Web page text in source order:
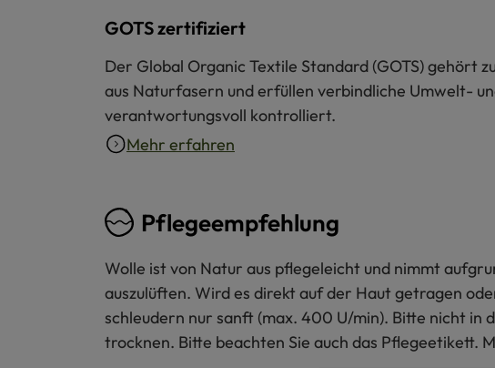
GOTS zertifiziert
Der Global Organic Textile Standard (GOTS) gehört
aus Naturfasern und erfüllen verbindliche Umwelt-
verantwortungsvoll kontrolliert.
Mehr erfahren
Pflegeempfehlung
Wolle ist von Natur aus pflegeleicht und nimmt
auszulüften. Wird es direkt auf der Haut getragen
schleudern nur sanft (max. 400 U/min). Bitte nicht in
trocknen. Bitte beachten Sie auch das Pflegeetikett.